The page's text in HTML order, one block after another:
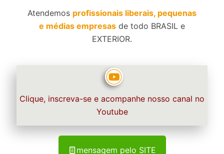
Atendemos profissionais liberais, pequenas
e médias empresas de todo BRASIL e
EXTERIOR.
Clique, inscreva-se e acompanhe nosso canal no
Youtube
mensagem pelo SITE